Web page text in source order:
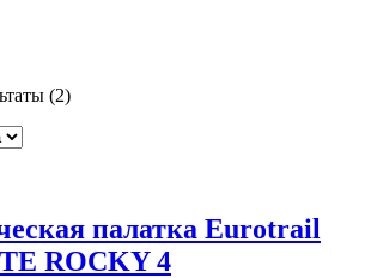
(2)
палатка Eurotrail
ROCKY 4